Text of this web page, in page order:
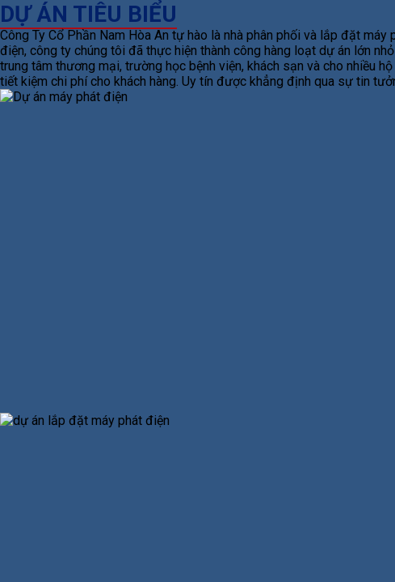
DỰ ÁN TIÊU BIỂU
Công Ty Cổ Phần Nam Hòa An tự hào là nhà phân phối và lắp đặt
điện, công ty chúng tôi đã thực hiện thành công hàng loạt dự án lớn
trung tâm thương mại, trường học bệnh viện, khách sạn và cho nhiều
tiết kiệm chi phí cho khách hàng. Uy tín được khẳng định qua sự tin